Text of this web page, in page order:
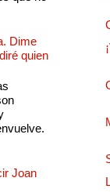
Dime
quien
Joan